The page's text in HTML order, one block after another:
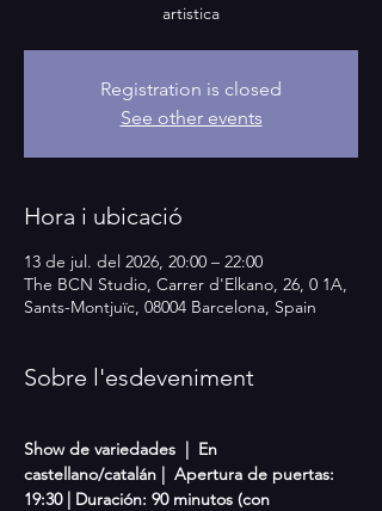
artistica
Registration is closed
See other events
Hora i ubicació
13 de jul. del 2026, 20:00 – 22:00
The BCN Studio, Carrer d'Elkano, 26, 0 1A,
Sants-Montjuïc, 08004 Barcelona, Spain
Sobre l'esdeveniment
Show de variedades  |  En
castellano/catalán |  Apertura de puertas:
19:30 | Duración: 90 minutos (con